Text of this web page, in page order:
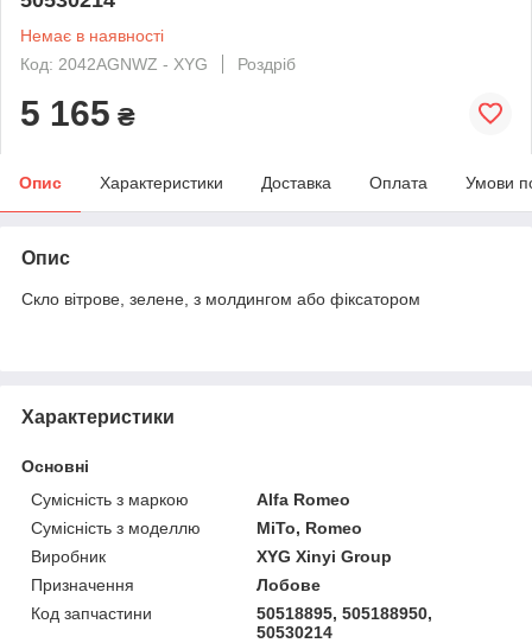
Немає в наявності
Код: 2042AGNWZ - XYG
Роздріб
5 165 ₴
Опис Характеристики Доставка Оплата Умови
Опис
Скло вітрове, зелене, з молдингом або фіксатором
Характеристики
Основні
Сумісність з маркою
Alfa Romeo
Сумісність з моделлю
MiTo, Romeo
Виробник
XYG Xinyi Group
Призначення
Лобове
Код запчастини
50518895, 505188950,
50530214